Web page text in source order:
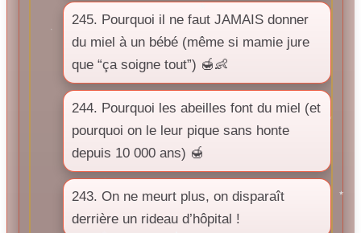
245. Pourquoi il ne faut JAMAIS donner
du miel à un bébé (même si mamie jure
que “ça soigne tout”) 🍯👶
244. Pourquoi les abeilles font du miel (et
pourquoi on le leur pique sans honte
depuis 10 000 ans) 🍯
243. On ne meurt plus, on disparaît
derrière un rideau d’hôpital !